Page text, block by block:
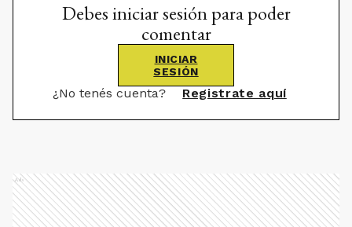
Debes iniciar sesión para poder
comentar
INICIAR
SESIÓN
¿No tenés cuenta? Registrate aquí
Ads